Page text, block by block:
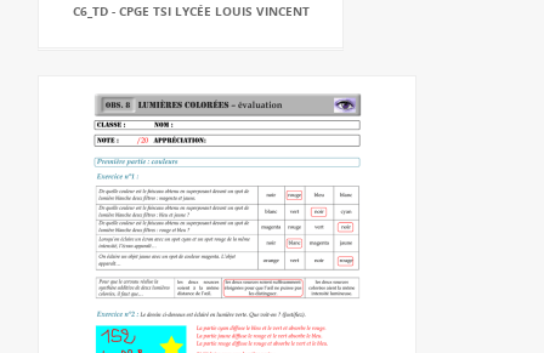
C6_TD - CPGE TSI LYCÉE LOUIS VINCENT